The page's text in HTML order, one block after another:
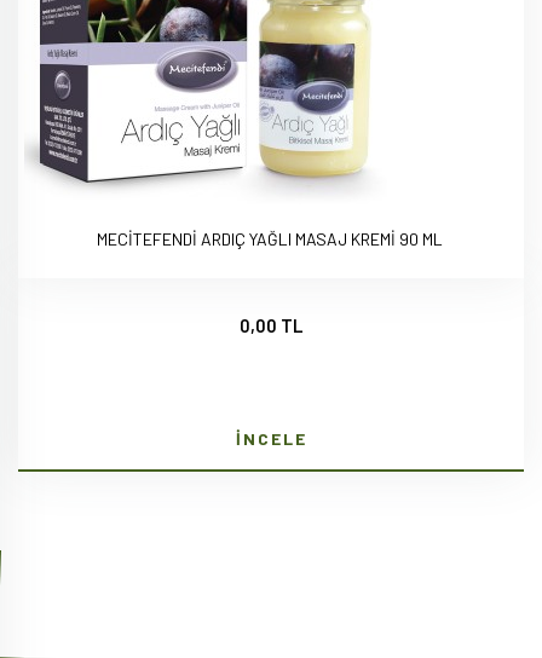
MECİTEFENDİ ARDIÇ YAĞLI MASAJ KREMİ 90 ML
0,00 TL
İNCELE